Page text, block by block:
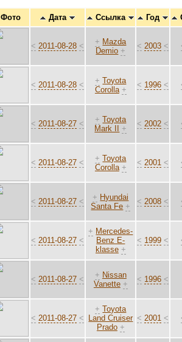
Фото Дата Ссылка Год
< 2011-08-28 < + Mazda
Demio +
< 2003 <
< 2011-08-28 < + Toyota
Corolla +
< 1996 <
< 2011-08-27 < + Toyota
Mark II
+
< 2002 <
< 2011-08-27 < + Toyota
Corolla +
< 2001 <
< 2011-08-27 < + Hyundai
Santa Fe +
< 2008 <
< 2011-08-27 <
+ Mercedes-
Benz E-
klasse +
< 1999 <
< 2011-08-27 < + Nissan
Vanette +
< 1996 <
< 2011-08-27 <
+ Toyota
Land Cruiser
Prado +
< 2001 <